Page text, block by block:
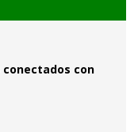
conectados con